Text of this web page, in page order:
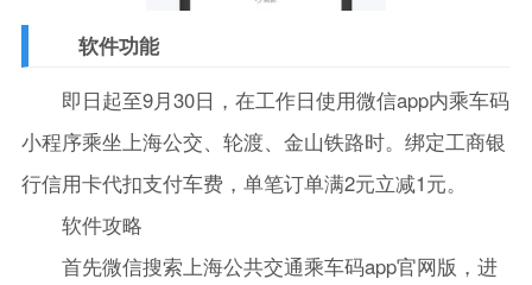
软件功能
即日起至9月30日，在工作日使用微信app内乘车码
小程序乘坐上海公交、轮渡、金山铁路时。绑定工商银
行信用卡代扣支付车费，单笔订单满2元立减1元。
软件攻略
首先微信搜索上海公共交通乘车码app官网版，进